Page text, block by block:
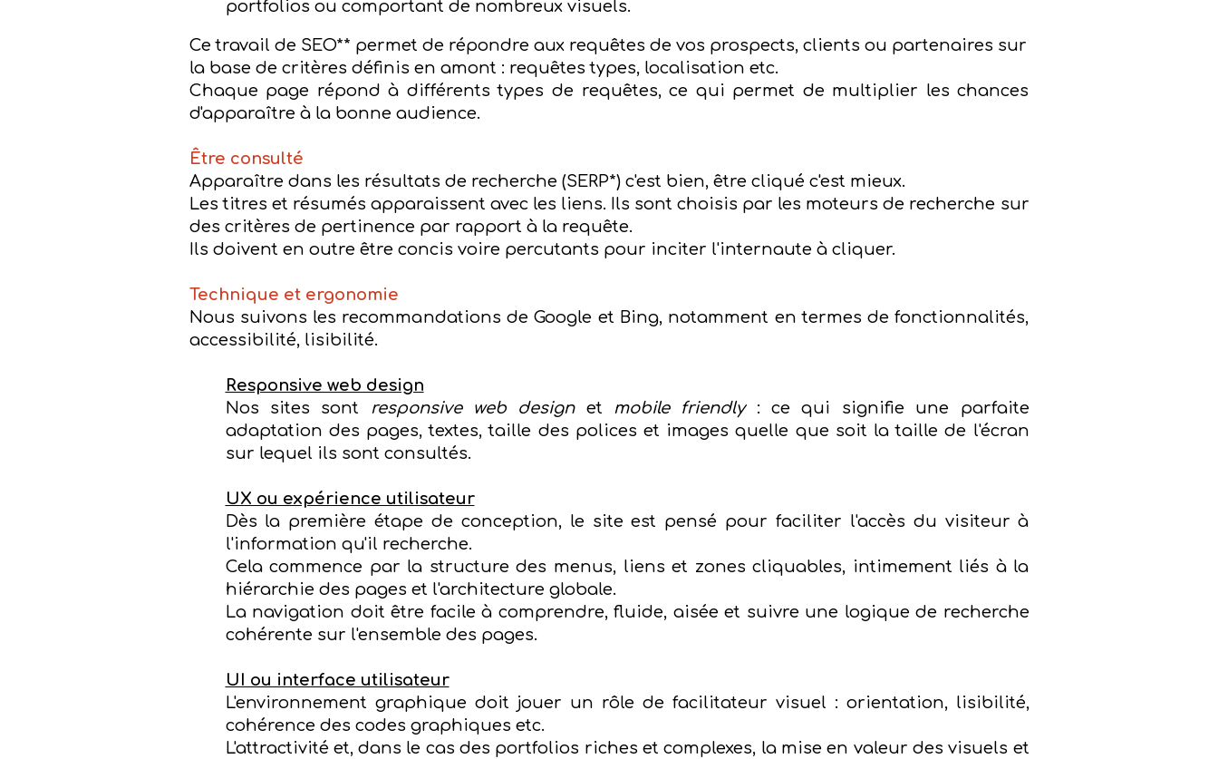
portfolios ou comportant de nombreux visuels.
Ce travail de SEO** permet de répondre aux requêtes de vos prospects, clients ou partenaires sur
la base de critères définis en amont : requêtes types, localisation etc.
Chaque page répond à différents types de requêtes, ce qui permet de multiplier les chances
d'apparaître à la bonne audience.
Être consulté
Apparaître dans les résultats de recherche (SERP*) c'est bien, être cliqué c'est mieux.
Les titres et résumés apparaissent avec les liens. Ils sont choisis par les moteurs de recherche sur
des critères de pertinence par rapport à la requête.
Ils doivent en outre être concis voire percutants pour inciter l'internaute à cliquer.
Technique et ergonomie
Nous suivons les recommandations de Google et Bing, notamment en termes de fonctionnalités,
accessibilité, lisibilité.
Responsive web design
Nos sites sont responsive web designet mobile friendly: ce qui signifie une parfaite
adaptation des pages, textes, taille des polices et images quelle que soit la taille de l'écran
sur lequel ils sont consultés.
UX ou expérience utilisateur
Dès la première étape de conception, le site est pensé pour faciliter l'accès du visiteur à
l'information qu'il recherche.
Cela commence par la structure des menus, liens et zones cliquables, intimement liés à la
hiérarchie des pages et l'architecture globale.
La navigation doit être facile à comprendre, fluide, aisée et suivre une logique de recherche
cohérente sur l'ensemble des pages.
UI ou interface utilisateur
L'environnement graphique doit jouer un rôle de facilitateur visuel : orientation, lisibilité,
cohérence des codes graphiques etc.
L'attractivité et, dans le cas des portfolios riches et complexes, la mise en valeur des visuels et